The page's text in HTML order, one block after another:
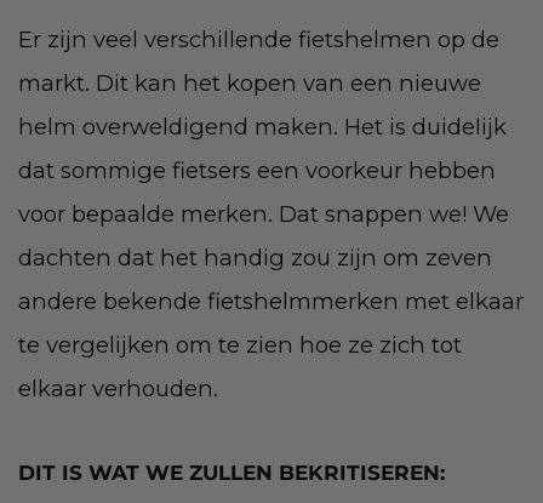
Er zijn veel verschillende fietshelmen op de
markt. Dit kan het kopen van een nieuwe
helm overweldigend maken. Het is duidelijk
dat sommige fietsers een voorkeur hebben
voor bepaalde merken. Dat snappen we! We
dachten dat het handig zou zijn om zeven
andere bekende fietshelmmerken met elkaar
te vergelijken om te zien hoe ze zich tot
elkaar verhouden.
DIT IS WAT WE ZULLEN BEKRITISEREN: